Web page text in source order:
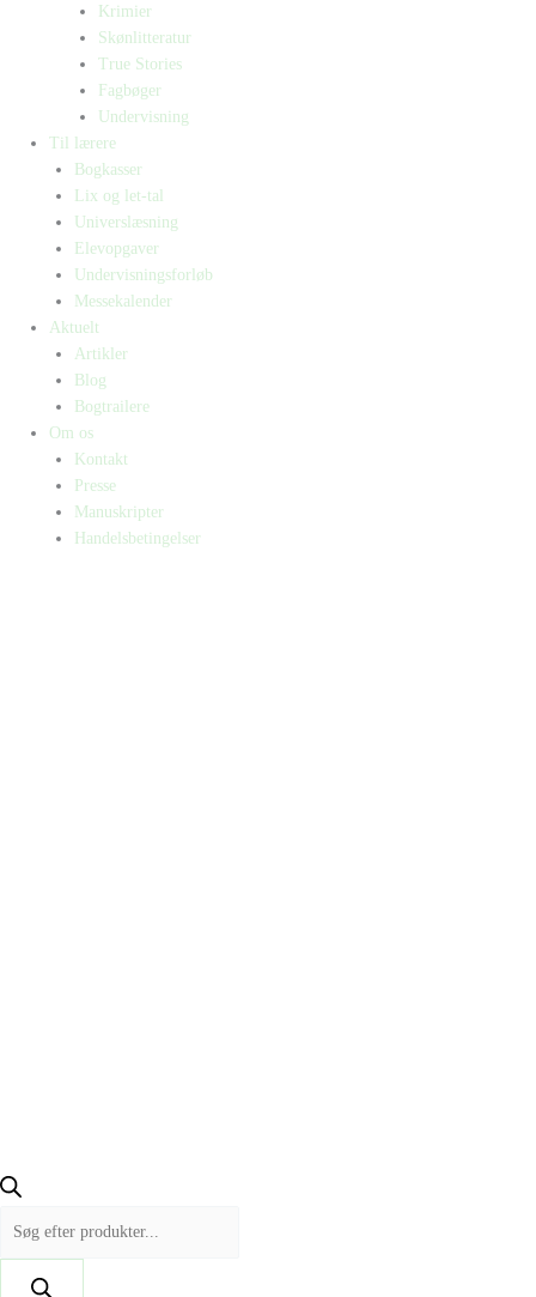
Krimier
Skønlitteratur
True Stories
Fagbøger
Undervisning
Til lærere
Bogkasser
Lix og let-tal
Universlæsning
Elevopgaver
Undervisningsforløb
Messekalender
Aktuelt
Artikler
Blog
Bogtrailere
Om os
Kontakt
Presse
Manuskripter
Handelsbetingelser